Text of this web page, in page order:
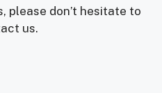
please don’t hesitate to
us.